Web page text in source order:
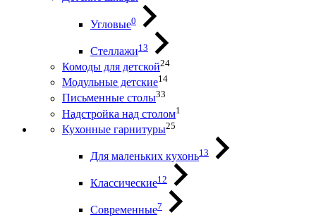
Угловые0
Стеллажи13
Комоды для детской24
Модульные детские14
Письменные столы33
Надстройка над столом1
Кухонные гарнитуры25
Для маленьких кухонь13
Классические12
Современные7